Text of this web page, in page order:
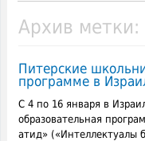
Архив метки:
Питерские
программе в
С 4 по 16 января в
образовательная
атид» («Интеллектуалы